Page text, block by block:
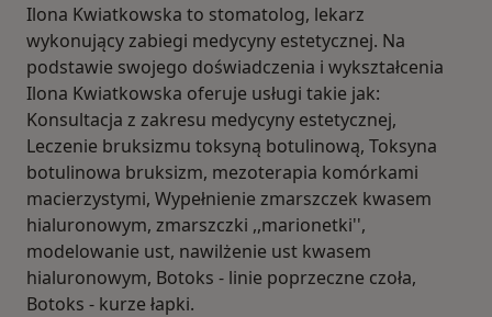
Ilona Kwiatkowska to stomatolog, lekarz
wykonujący zabiegi medycyny estetycznej. Na
podstawie swojego doświadczenia i wykształcenia
Ilona Kwiatkowska oferuje usługi takie jak:
Konsultacja z zakresu medycyny estetycznej,
Leczenie bruksizmu toksyną botulinową, Toksyna
botulinowa bruksizm, mezoterapia komórkami
macierzystymi, Wypełnienie zmarszczek kwasem
hialuronowym, zmarszczki ,,marionetki'',
modelowanie ust, nawilżenie ust kwasem
hialuronowym, Botoks - linie poprzeczne czoła,
Botoks - kurze łapki.